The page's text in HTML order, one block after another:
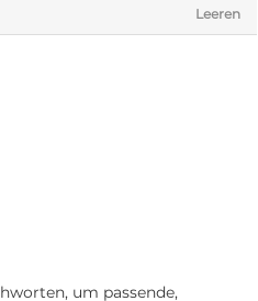
Leeren
um passende,